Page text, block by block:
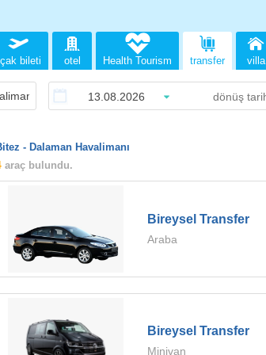
bileti otel transfer villa
Health Tourism
- Dalaman Havalimanı
araç bulundu.
Bireysel Transfer
Araba
Bireysel Transfer
Minivan